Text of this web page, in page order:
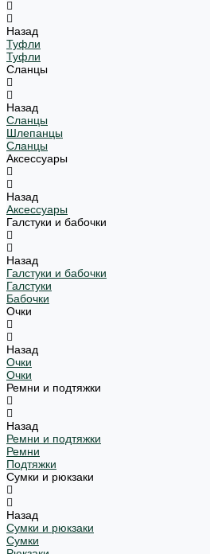
Назад
Туфли
Туфли
Сланцы
Назад
Сланцы
Шлепанцы
Сланцы
Аксессуары
Назад
Аксессуары
Галстуки и бабочки
Назад
Галстуки и бабочки
Галстуки
Бабочки
Очки
Назад
Очки
Очки
Ремни и подтяжки
Назад
Ремни и подтяжки
Ремни
Подтяжки
Сумки и рюкзаки
Назад
Сумки и рюкзаки
Сумки